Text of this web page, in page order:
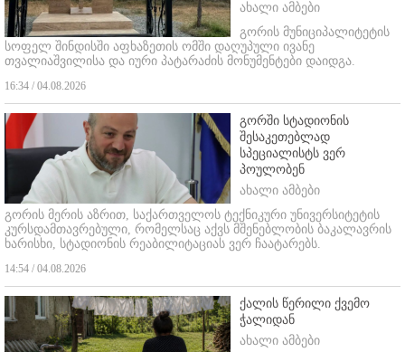
ახალი ამბები
გორის მუნიციპალიტეტის
სოფელ შინდისში აფხაზეთის ომში დაღუპული ივანე
თვალიაშვილისა და იური პატარაძის მონუმენტები დაიდგა.
16:34 / 04.08.2026
გორში სტადიონის
შესაკეთებლად
სპეციალისტს ვერ
პოულობენ
ახალი ამბები
გორის მერის აზრით, საქართველოს ტექნიკური უნივერსიტეტის
კურსდამთავრებული, რომელსაც აქვს მშენებლობის ბაკალავრის
ხარისხი, სტადიონის რეაბილიტაციას ვერ ჩაატარებს.
14:54 / 04.08.2026
ქალის წერილი ქვემო
ჭალიდან
ახალი ამბები